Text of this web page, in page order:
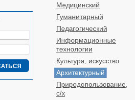
Медицинский
Гуманитарный
Педагогический
Информационные
технологии
Культура, искусство
Архитектурный
Природопользование,
с/х